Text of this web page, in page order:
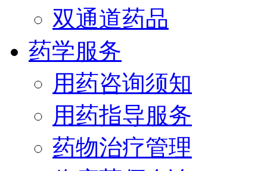
双通道药品
药学服务
用药咨询须知
用药指导服务
药物治疗管理